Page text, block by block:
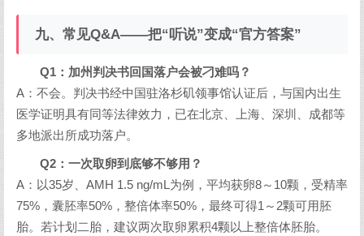
九、常见Q&A——把“听说”变成“官方答案”
Q1：加州判决书回国落户会被刁难吗？
A：不会。判决书经中国驻洛杉矶领事馆认证后，与国内出生
医学证明具有同等法律效力，已在北京、上海、深圳、成都等
多地派出所成功落户。
Q2：一次取卵到底够不够用？
A：以35岁、AMH 1.5 ng/mL为例，平均获卵8～10颗，受精率
75%，囊胚率50%，整倍体率50%，最终可得1～2颗可用胚
胎。若计划二胎，建议两次取卵累积4颗以上整倍体胚胎。